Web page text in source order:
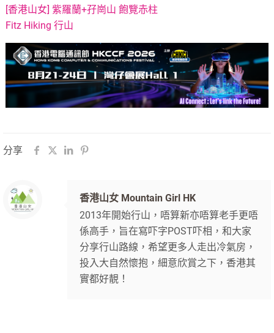
[香港山女] 紫羅蘭+孖崗山 飽覽赤柱
Fitz Hiking 行山
分享
香港山女 Mountain Girl HK
2013年開始行山，唔算新亦唔算老手更唔
係高手，旨在寫吓字POST吓相，和大家
分享行山路線，希望更多人走出冷氣房，
投入大自然懷抱，細意欣賞之下，香港其
實都好靚！